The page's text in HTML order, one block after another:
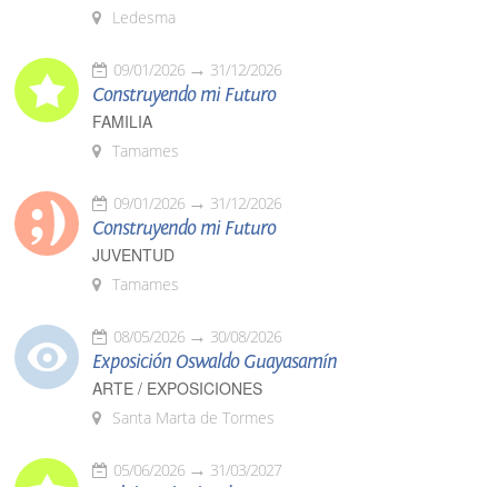
Ledesma
09/01/2026 31/12/2026
Construyendo mi Futuro
FAMILIA
Tamames
09/01/2026 31/12/2026
Construyendo mi Futuro
JUVENTUD
Tamames
08/05/2026 30/08/2026
Exposición Oswaldo Guayasamín
ARTE / EXPOSICIONES
Santa Marta de Tormes
05/06/2026 31/03/2027